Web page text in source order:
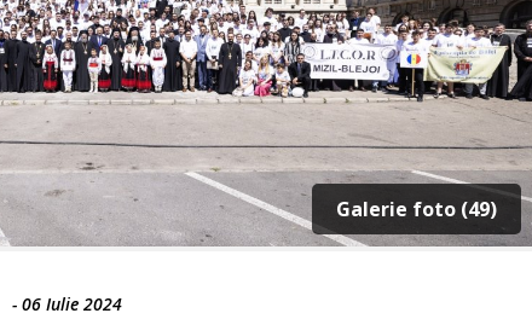
Galerie foto (49)
- 06 Iulie 2024